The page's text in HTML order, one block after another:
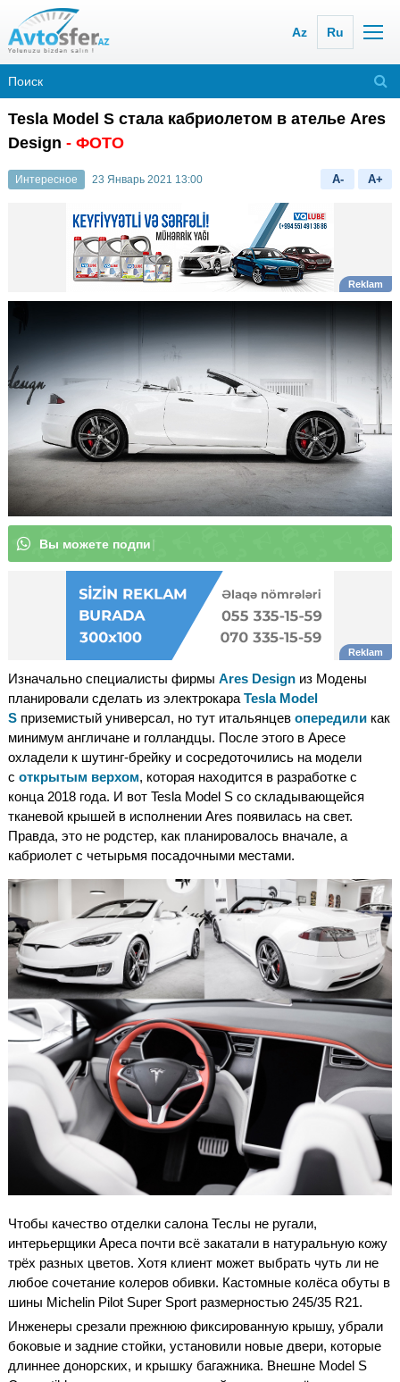
Az Ru
Tesla Model S стала кабриолетом в ателье Ares
Design - ФОТО
Интересное 23 Январь 2021 13:00 A- A+
Вы м|
Изначально специалисты фирмы Ares Design из Модены
планировали сделать из электрокара Tesla Model
S приземистый универсал, но тут итальянцев опередили как
минимум англичане и голландцы. После этого в Аресе
охладели к шутинг-брейку и сосредоточились на модели
с открытым верхом, которая находится в разработке с
конца 2018 года. И вот Tesla Model S со складывающейся
тканевой крышей в исполнении Ares появилась на свет.
Правда, это не родстер, как планировалось вначале, а
кабриолет с четырьмя посадочными местами.
Чтобы качество отделки салона Теслы не ругали,
интерьерщики Ареса почти всё закатали в натуральную кожу
трёх разных цветов. Хотя клиент может выбрать чуть ли не
любое сочетание колеров обивки. Кастомные колёса обуты в
шины Michelin Pilot Super Sport размерностью 245/35 R21.
Инженеры срезали прежнюю фиксированную крышу, убрали
боковые и задние стойки, установили новые двери, которые
длиннее донорских, и крышку багажника. Внешне Model S